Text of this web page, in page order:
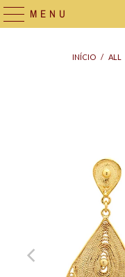
MENU
INÍCIO / ALL